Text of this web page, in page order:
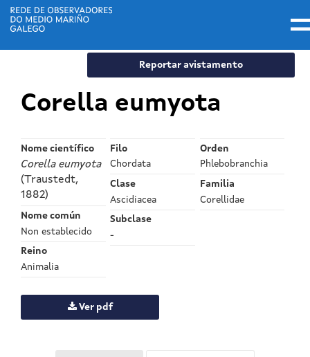
principal
Reportar avistamento
Corella eumyota
Nome científico
Corella eumyota
(Traustedt,
1882)
Nome común
Non establecido
Reino
Animalia
Filo
Chordata
Clase
Ascidiacea
Subclase
-
Orden
Phlebobranchia
Familia
Corellidae
Ver pdf